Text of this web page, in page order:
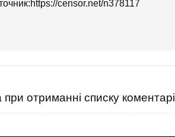
censor.net/n378117
отриманні списку